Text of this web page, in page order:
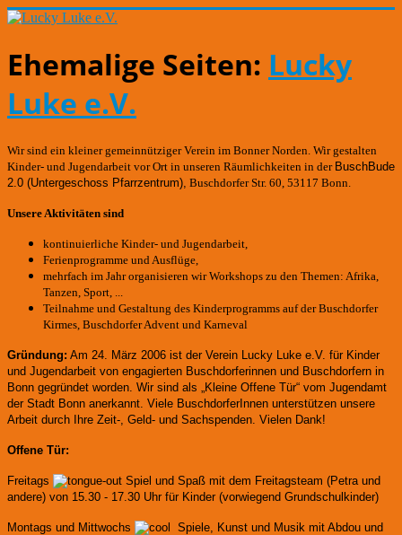
Ehemalige Seiten: Lucky
Luke e.V.
Wir sind ein kleiner gemeinnütziger Verein im Bonner Norden. Wir gestalten
Kinder- und Jugendarbeit vor Ort in unseren Räumlichkeiten in der BuschBude
2.0 (Untergeschoss Pfarrzentrum) Buschdorfer Str. 60, 53117 Bonn.
Unsere Aktivitäten sind
kontinuierliche Kinder- und Jugendarbeit,
Ferienprogramme und Ausflüge,
mehrfach im Jahr organisieren wir Workshops zu den Themen: Afrika,
Tanzen, Sport, ...
Teilnahme und Gestaltung des Kinderprogramms auf der Buschdorfer
Kirmes, Buschdorfer Advent und Karneval
Gründung: Am 24. März 2006 ist der Verein Lucky Luke e.V. für Kinder
und Jugendarbeit von engagierten Buschdorferinnen und Buschdorfern in
Bonn gegründet worden. Wir sind als „Kleine Offene Tür“ vom Jugendamt
der Stadt Bonn anerkannt. Viele BuschdorferInnen unterstützen unsere
Arbeit durch Ihre Zeit-, Geld- und Sachspenden. Vielen Dank!
Offene Tür:
Freitags
Spiel und Spaß mit dem Freitagsteam (Petra und
andere) von 15.30 - 17.30 Uhr für Kinder (vorwiegend Grundschulkinder)
Montags und Mittwochs
Spiele, Kunst und Musik mit Abdou und